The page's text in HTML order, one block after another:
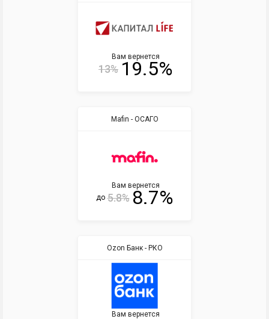
Вам вернется
13% 19.5%
Mafin - ОСАГО
Вам вернется
до 5.8% 8.7%
Ozon Банк - РКО
Вам вернется